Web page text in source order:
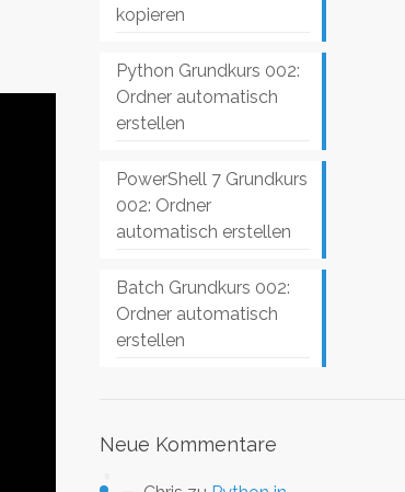
kopieren
Python Grundkurs 002:
Ordner automatisch
erstellen
PowerShell 7 Grundkurs
002: Ordner
automatisch erstellen
Batch Grundkurs 002:
Ordner automatisch
erstellen
Neue Kommentare